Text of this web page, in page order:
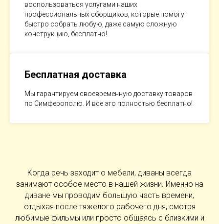
воспользоваться услугами наших
профессиональных сборщиков, которые помогут
быстро собрать любую, даже самую сложную
конструкцию, бесплатно!
Бесплатная доставка
Мы гарантируем своевременную доставку товаров
по Симферополю. И все это полностью бесплатно!
Когда речь заходит о мебели, диваны всегда
занимают особое место в нашей жизни. Именно на
диване мы проводим большую часть времени,
отдыхая после тяжелого рабочего дня, смотря
любимые фильмы или просто общаясь с близкими и